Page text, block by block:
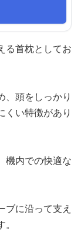
る首枕としてお
、頭をしっかり
くい特徴があり
機内での快適な
ブに沿って支え